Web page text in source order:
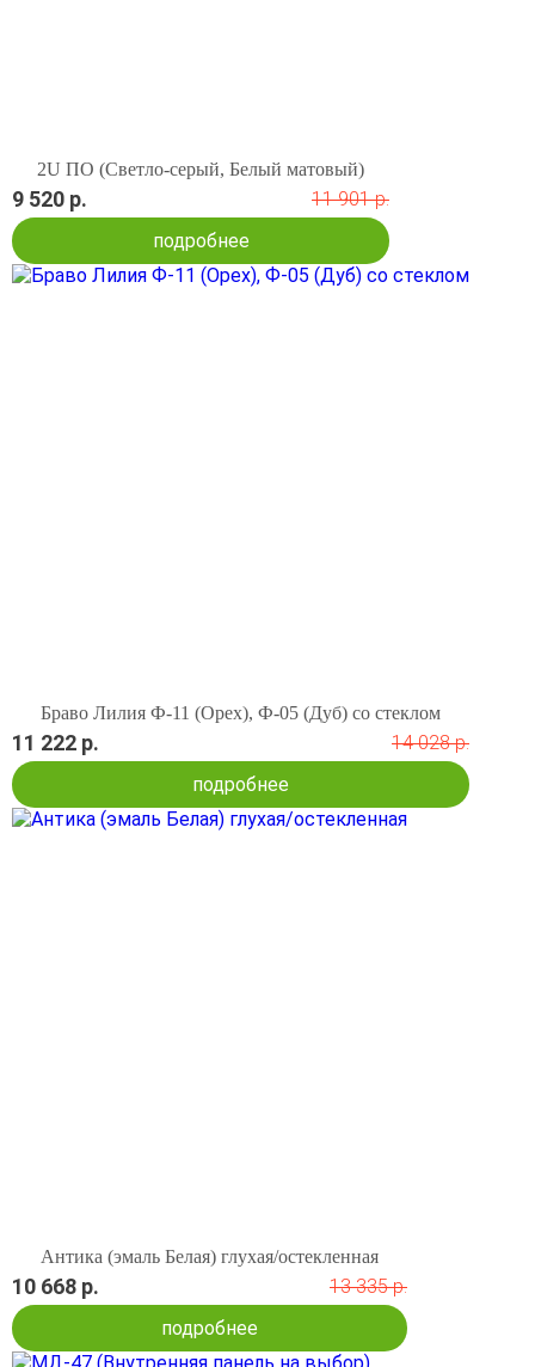
2U ПО (Светло-серый, Белый матовый)
9 520 р.
11 901 р.
подробнее
Браво Лилия Ф-11 (Орех), Ф-05 (Дуб) со стеклом
11 222 р.
14 028 р.
подробнее
Антика (эмаль Белая) глухая/остекленная
10 668 р.
13 335 р.
подробнее